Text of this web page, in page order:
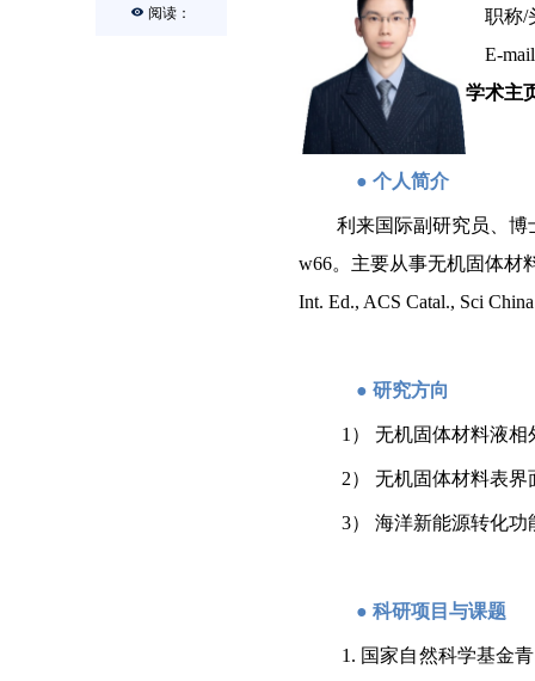
阅读： 职称/
E-mail
学术主
● 个人简介
利来国际副研究员、
w66。主要从事无机固体材
Int. Ed., ACS Catal., Sci
● 研究方向
1 ） 无机固体材料液相
2） 无机固体材料表
3） 海洋新能源转化功
● 科研项目与课题
1. 国家自然科学基金